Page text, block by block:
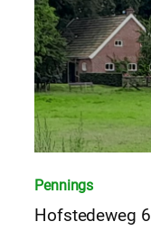
Pennings
Hofstedeweg 6